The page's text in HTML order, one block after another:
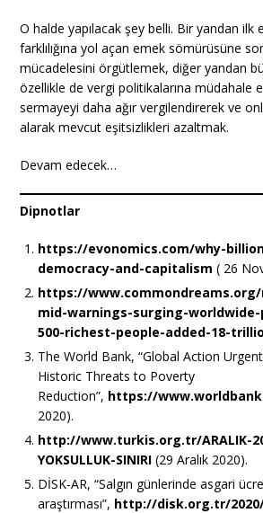
O halde yapılacak şey belli. Bir yandan ilk
farklılığına yol açan emek sömürüsüne
mücadelesini örgütlemek, diğer yandan
özellikle de vergi politikalarına müdahale
sermayeyi daha ağır vergilendirerek ve
alarak mevcut eşitsizlikleri azaltmak.
Devam edecek…
Dipnotlar
https://evonomics.com/why-
democracy-and-capitalism ( 26
https://www.commondreams.org/
mid-warnings-surging-
500-richest-people-added-18-
The World Bank, “Global Action
Historic Threats to Poverty
Reduction”, https://
2020).
http://www.turkis.org.tr/ARALIK-
YOKSULLUK-SINIRI (29 Aralık 2020).
DİSK-AR, “Salgın günlerinde asgari
araştırması”, http://disk.org.tr/